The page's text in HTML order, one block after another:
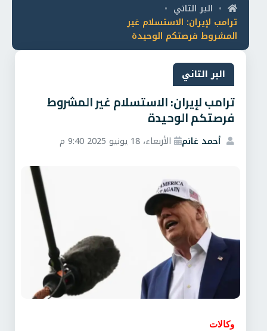
• البر التاني •
ترامب لإيران: الاستسلام غير
المشروط فرصتكم الوحيدة
البر التاني
ترامب لإيران: الاستسلام غير المشروط
فرصتكم الوحيدة
أحمد غانم الأربعاء، 18 يونيو 2025 9:40 م
وكالات